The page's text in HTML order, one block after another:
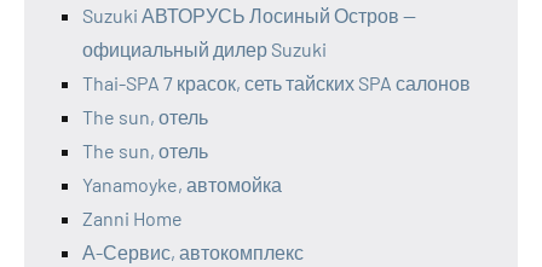
Suzuki АВТОРУСЬ Лосиный Остров —
официальный дилер Suzuki
Thai-SPA 7 красок, сеть тайских SPA салонов
The sun, отель
The sun, отель
Yanamoyke, автомойка
Zanni Home
А-Сервис, автокомплекс